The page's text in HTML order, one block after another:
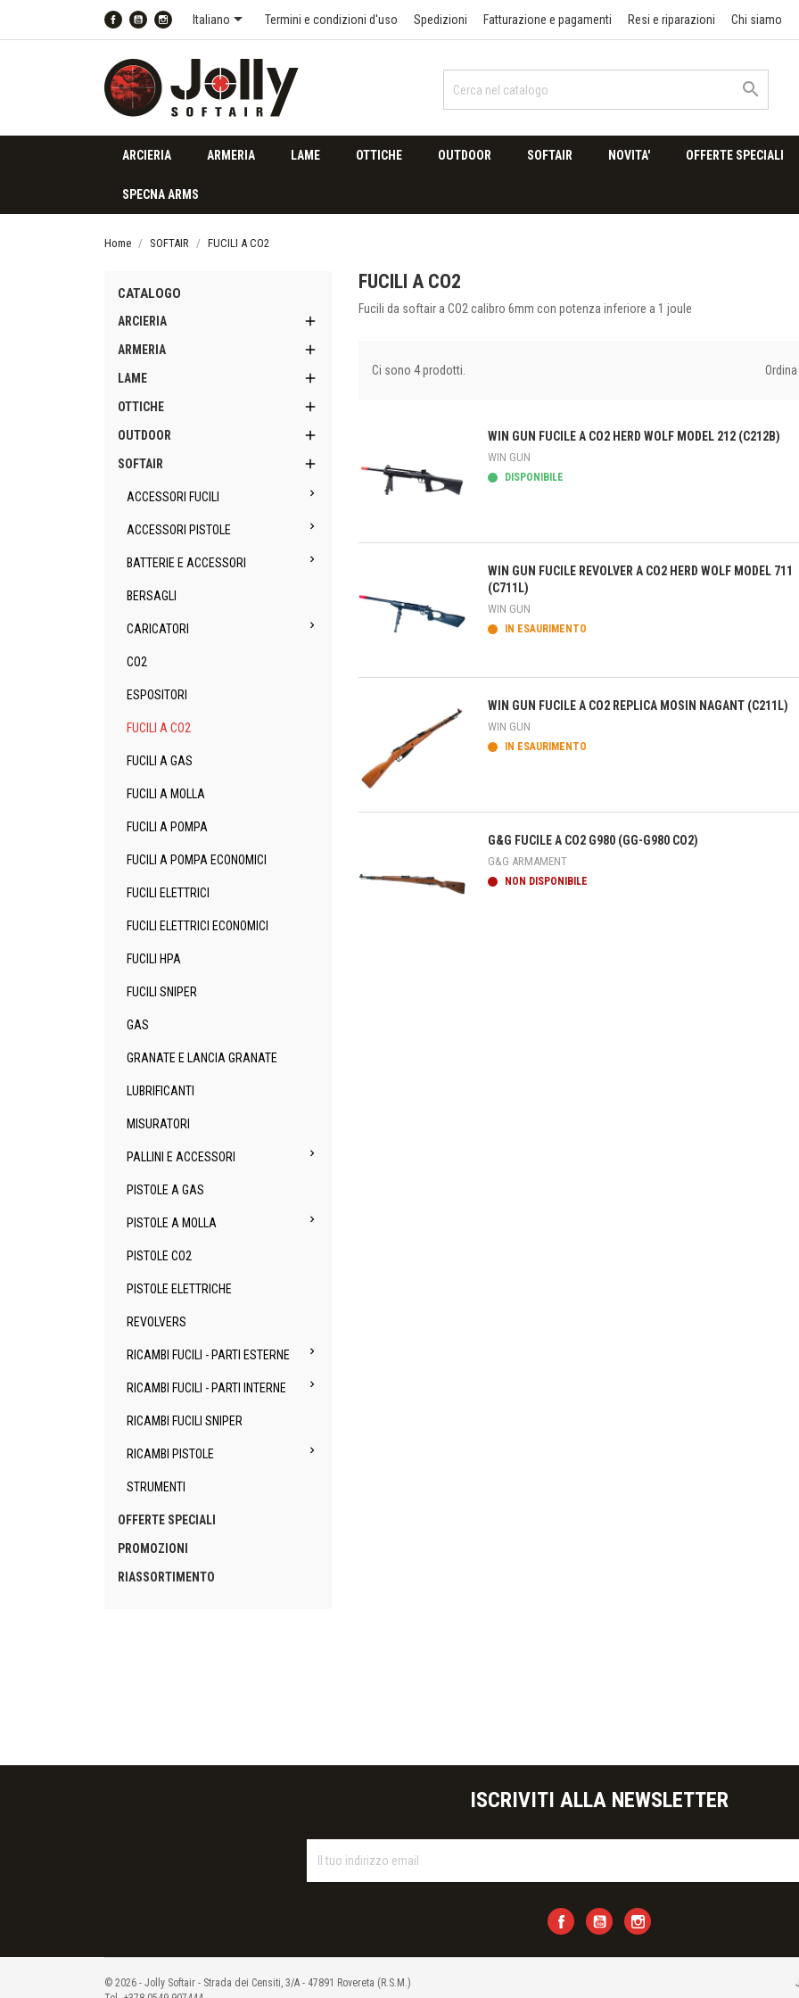
FacebookYouTube
Italiano Termini e condizioni d'uso Spedizioni Fatturazione e pagamenti Resi e riparazioni Chi siamo

ARCIERIA ARMERIA LAME OTTICHE OUTDOOR SOFTAIR NOVITA' OFFERTE SPECIALI
SPECNA ARMS
Home SOFTAIR FUCILI A CO2
CATALOGO
ARCIERIA 
ARMERIA 
LAME 
OTTICHE 
OUTDOOR 
SOFTAIR 
ACCESSORI FUCILI 
ACCESSORI PISTOLE 
BATTERIE E ACCESSORI 
BERSAGLI
CARICATORI 
CO2
ESPOSITORI
FUCILI A CO2
FUCILI A GAS
FUCILI A MOLLA
FUCILI A POMPA
FUCILI A POMPA ECONOMICI
FUCILI ELETTRICI
FUCILI ELETTRICI ECONOMICI
FUCILI HPA
FUCILI SNIPER
GAS
GRANATE E LANCIA GRANATE
LUBRIFICANTI
MISURATORI
PALLINI E ACCESSORI 
PISTOLE A GAS
PISTOLE A MOLLA 
PISTOLE CO2
PISTOLE ELETTRICHE
REVOLVERS
RICAMBI FUCILI - PARTI ESTERNE 
RICAMBI FUCILI - PARTI INTERNE 
RICAMBI FUCILI SNIPER
RICAMBI PISTOLE 
STRUMENTI
OFFERTE SPECIALI
PROMOZIONI
RIASSORTIMENTO
FUCILI A CO2
Fucili da softair a CO2 calibro 6mm con potenza inferiore a 1 joule
Ci sono 4 prodotti.
Anteprima
WIN GUN FUCILE A CO2 HERD WOLF MODEL 212 (C212B)
WIN GUN
DISPONIBILE
Anteprima
WIN GUN FUCILE REVOLVER A CO2 HERD WOLF MODEL 711
(C711L)
WIN GUN
IN ESAURIMENTO
Anteprima
WIN GUN FUCILE A CO2 REPLICA MOSIN NAGANT (C211L)
WIN GUN
IN ESAURIMENTO
G&G FUCILE A CO2 G980 (GG-G980 CO2)
G&G ARMAMENT
NON DISPONIBILE
ISCRIVITI ALLA NEWSLETTER
FacebookYouTube
© 2026 - Jolly Softair - Strada dei Censiti, 3/A - 47891 Rovereta (R.S.M.)